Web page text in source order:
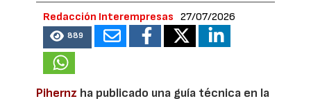
Redacción Interempresas 27/07/2026
889
Pihernz ha publicado una guía técnica en la